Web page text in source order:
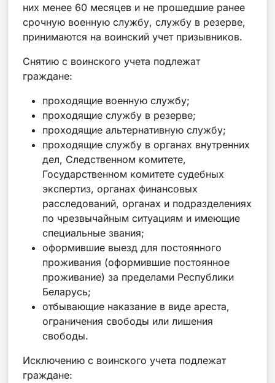
них менее 60 месяцев и не прошедшие ранее
срочную военную службу, службу в резерве,
принимаются на воинский учет призывников.
Снятию с воинского учета подлежат
граждане:
проходящие военную службу;
проходящие службу в резерве;
проходящие альтернативную службу;
проходящие службу в органах внутренних
дел, Следственном комитете,
Государственном комитете судебных
экспертиз, органах финансовых
расследований, органах и подразделениях
по чрезвычайным ситуациям и имеющие
специальные звания;
оформившие выезд для постоянного
проживания (оформившие постоянное
проживание) за пределами Республики
Беларусь;
отбывающие наказание в виде ареста,
ограничения свободы или лишения
свободы.
Исключению с воинского учета подлежат
граждане: